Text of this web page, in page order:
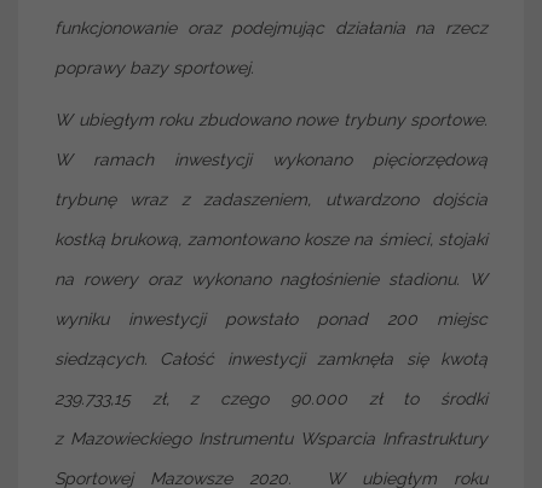
funkcjonowanie oraz podejmując działania na rzecz
poprawy bazy sportowej.
W ubiegłym roku zbudowano nowe trybuny sportowe.
W ramach inwestycji wykonano pięciorzędową
trybunę wraz z zadaszeniem, utwardzono dojścia
kostką brukową, zamontowano kosze na śmieci, stojaki
na rowery oraz wykonano nagłośnienie stadionu. W
wyniku inwestycji powstało ponad 200 miejsc
siedzących. Całość inwestycji zamknęła się kwotą
239.733,15 zł, z czego 90.000 zł to środki
z Mazowieckiego Instrumentu Wsparcia Infrastruktury
Sportowej Mazowsze 2020. W ubiegłym roku